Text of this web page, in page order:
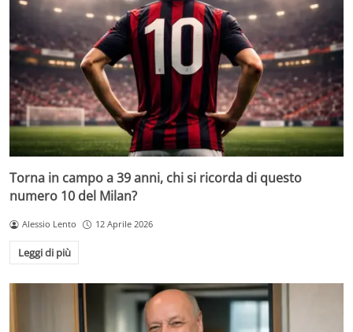
Torna in campo a 39 anni, chi si ricorda di questo
numero 10 del Milan?
Alessio Lento 12 Aprile 2026
Leggi di più